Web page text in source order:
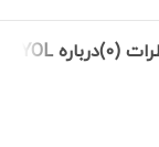
(0) درباره IPEKYOL